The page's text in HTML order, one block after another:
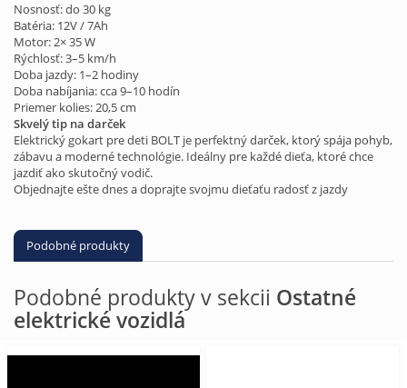
Nosnosť: do 30 kg
Batéria: 12V / 7Ah
Motor: 2× 35 W
Rýchlosť: 3–5 km/h
Doba jazdy: 1–2 hodiny
Doba nabíjania: cca 9–10 hodín
Priemer kolies: 20,5 cm
Skvelý tip na darček
Elektrický gokart pre deti BOLT je perfektný darček, ktorý spája pohyb,
zábavu a moderné technológie. Ideálny pre každé dieťa, ktoré chce
jazdiť ako skutočný vodič.
Objednajte ešte dnes a doprajte svojmu dieťaťu radosť z jazdy
Podobné produkty
Podobné produkty v sekcii Ostatné
elektrické vozidlá